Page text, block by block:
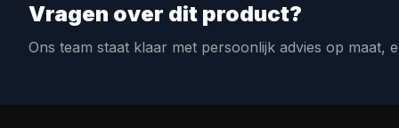
Vragen over dit product?
Ons team staat klaar met persoonlijk advies op maat,